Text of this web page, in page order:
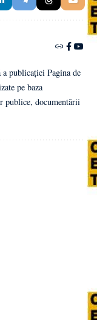
publicației Pagina de
pe baza
documentării